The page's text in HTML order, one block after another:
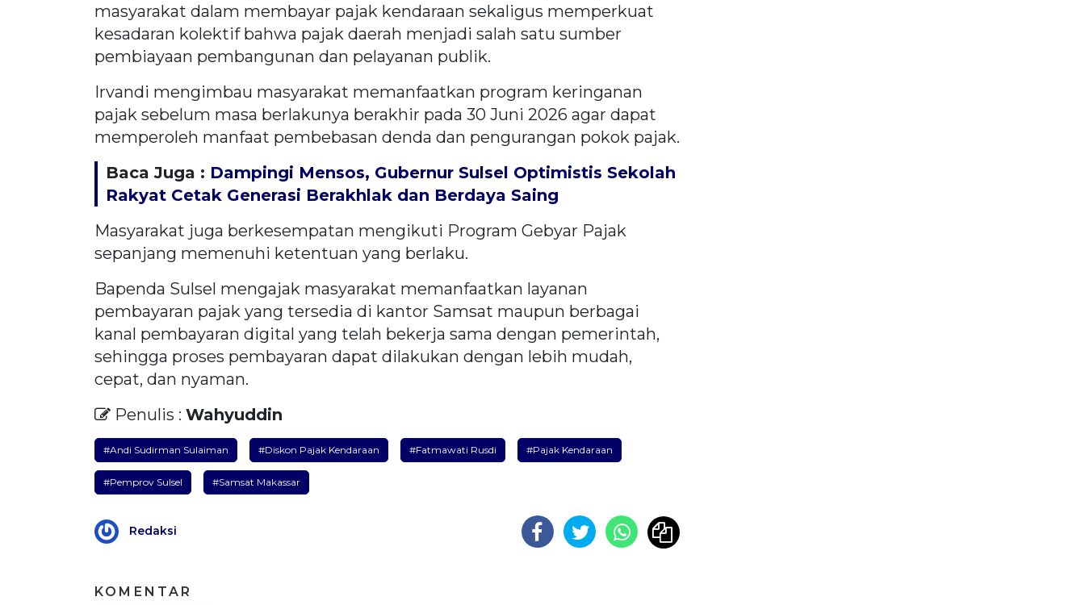
masyarakat dalam membayar pajak kendaraan sekaligus memperkuat
kesadaran kolektif bahwa pajak daerah menjadi salah satu sumber
pembiayaan pembangunan dan pelayanan publik.
Irvandi mengimbau masyarakat memanfaatkan program keringanan
pajak sebelum masa berlakunya berakhir pada 30 Juni 2026 agar dapat
memperoleh manfaat pembebasan denda dan pengurangan pokok pajak.
Baca Juga : Dampingi Mensos, Gubernur Sulsel Optimistis Sekolah
Rakyat Cetak Generasi Berakhlak dan Berdaya Saing
Masyarakat juga berkesempatan mengikuti Program Gebyar Pajak
sepanjang memenuhi ketentuan yang berlaku.
Bapenda Sulsel mengajak masyarakat memanfaatkan layanan
pembayaran pajak yang tersedia di kantor Samsat maupun berbagai
kanal pembayaran digital yang telah bekerja sama dengan pemerintah,
sehingga proses pembayaran dapat dilakukan dengan lebih mudah,
cepat, dan nyaman.
Penulis : Wahyuddin
#Andi Sudirman Sulaiman #Diskon Pajak Kendaraan #Fatmawati Rusdi #Pajak Kendaraan
#Pemprov Sulsel #Samsat Makassar
Redaksi
KOMENTAR